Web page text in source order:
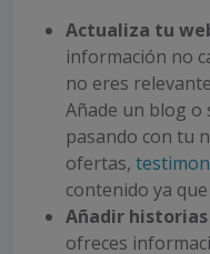
Actualiza tu
información no
no eres
Añade un blog o
pasando con tu
ofertas,
contenido ya
Añadir
ofreces